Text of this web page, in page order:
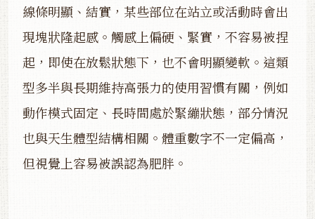
線條明顯、結實，某些部位在站立或活動時會出
現塊狀隆起感。觸感上偏硬、緊實，不容易被捏
起，即使在放鬆狀態下，也不會明顯變軟。這類
型多半與長期維持高張力的使用習慣有關，例如
動作模式固定、長時間處於緊繃狀態，部分情況
也與天生體型結構相關。體重數字不一定偏高，
但視覺上容易被誤認為肥胖。